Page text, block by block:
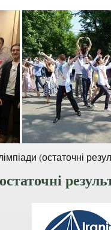
(остаточні